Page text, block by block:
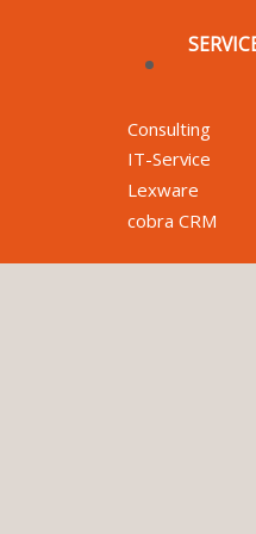
Consulting
IT-Service
Lexware
cobra CRM